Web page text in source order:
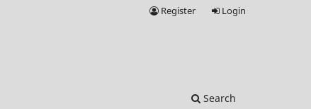
Search
Register Login